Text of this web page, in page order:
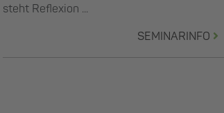
steht Reflexion ...
SEMINARINFO